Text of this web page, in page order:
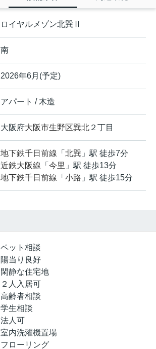
ロイヤルメゾン北巽Ⅱ
南
2026年6月(予定)
アパート / 木造
大阪府大阪市生野区巽北 ２丁目
地下鉄千日前線 「 北巽 」駅 徒歩7分
近鉄大阪線 「 今里 」駅 徒歩13分
地下鉄千日前線 「 小路 」駅 徒歩15分
ペット相談
陽当り良好
閑静な住宅地
２人入居可
高齢者相談
学生相談
法人可
室内洗濯機置場
フローリング